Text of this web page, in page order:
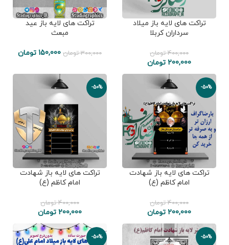
تراکت های لایه باز میلاد
سرداران کربلا
400,000 تومان
200,000 تومان
تراکت های لایه باز عید
مبعث
300,000 تومان 150,000 تومان
-50%
تراکت های لایه باز شهادت
امام کاظم (ع)
400,000 تومان
200,000 تومان
-50%
تراکت های لایه باز شهادت
امام کاظم (ع)
400,000 تومان
200,000 تومان
-50%
-50%